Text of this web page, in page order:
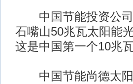
中国节能投资公司
石嘴山50兆瓦太阳能
这是中国第一个10兆
中国节能尚德太阳